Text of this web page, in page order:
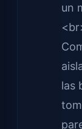
un
las